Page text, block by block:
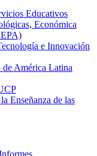
Educativos
Económica
e Innovación
América Latina
Enseñanza de las